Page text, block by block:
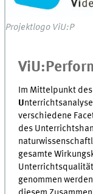
Projektlogo ViU:P
Im Mittelpunkt
U
verschiedene
des
gesamte
genommen